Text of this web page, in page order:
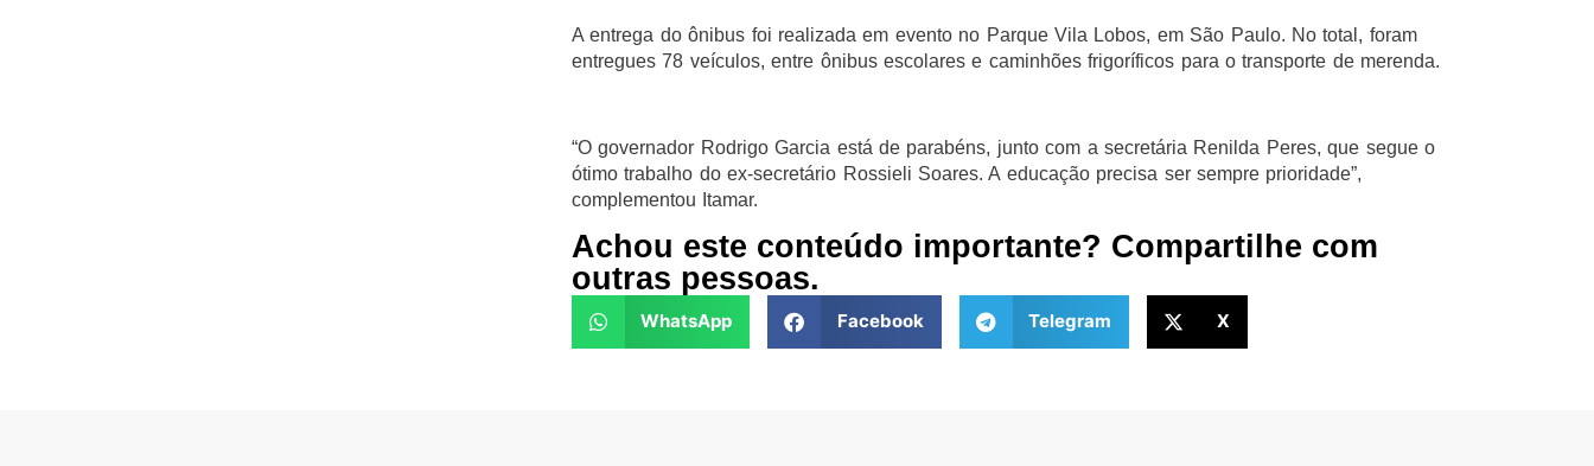
A entrega do ônibus foi realizada em evento no Parque Vila Lobos, em São Paulo. No total, foram
entregues 78 veículos, entre ônibus escolares e caminhões frigoríficos para o transporte de merenda.
“O governador Rodrigo Garcia está de parabéns, junto com a secretária Renilda Peres, que segue o
ótimo trabalho do ex-secretário Rossieli Soares. A educação precisa ser sempre prioridade”,
complementou Itamar.
Achou este conteúdo importante? Compartilhe com
outras pessoas.
WhatsApp Facebook Telegram X